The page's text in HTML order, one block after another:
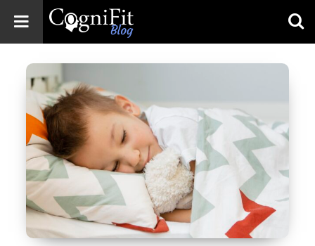
Blog: Brain
Health
News
Brain Training,
Mental Health, and
Wellness